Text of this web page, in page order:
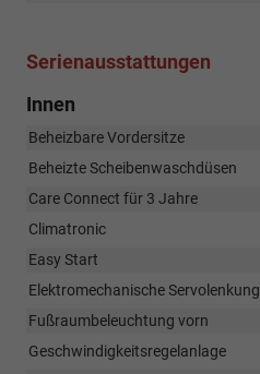
Serienausstattungen
Innen
Beheizbare Vordersitze
Beheizte Scheibenwaschdüsen
Care Connect für 3 Jahre
Climatronic
Easy Start
Elektromechanische Servolenkung
Fußraumbeleuchtung vorn
Geschwindigkeitsregelanlage